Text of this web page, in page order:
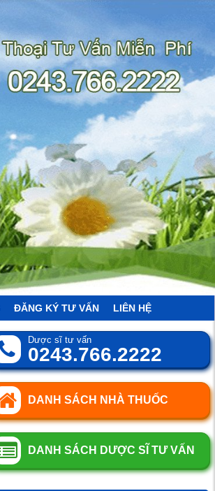
ĐĂNG KÝ TƯ VẤN LIÊN HỆ
Dược sĩ tư vấn
0243.766.2222
DANH SÁCH NHÀ THUỐC
DANH SÁCH DƯỢC SĨ TƯ VẤN